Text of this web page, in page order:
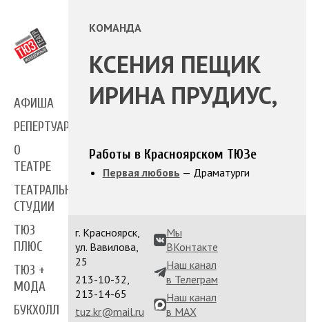
АФИША
РЕПЕРТУАР
О
ТЕАТРЕ
ТЕАТРАЛЬНЫЕ
СТУДИИ
ТЮЗ
ПЛЮС
ТЮЗ +
МОДА
БУКХОЛЛ
КОМАНДА
КСЕНИЯ ПЕЩИК
ИРИНА ПРУДИУС,
Работы в Красноярском ТЮЗе
Первая любовь — Драматурги
г. Красноярск,
ул. Вавилова,
25
213-10-32,
213-14-65
tuz.kr@mail.ru
Мы
ВКонтакте
Наш канал
в Телеграм
Наш канал
в MAX